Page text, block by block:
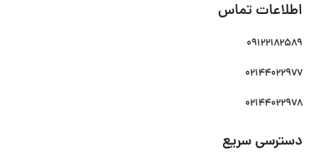
اطلاعات تماس
09122182589
02144022977
02144022978
دسترسی سریع